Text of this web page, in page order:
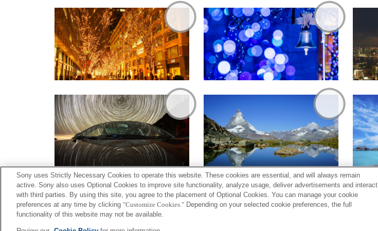
Sony uses Strictly Necessary Cookies to operate this website. These cookies are essential, and will always remain
active. Sony also uses Optional Cookies to improve site functionality, analyze usage, deliver advertisements and interact
with third parties. By using this site, you agree to the placement of Optional Cookies. You can manage your cookie
preferences at any time by clicking "Customize Cookies." Depending on your selected cookie preferences, the full
functionality of this website may not be available.